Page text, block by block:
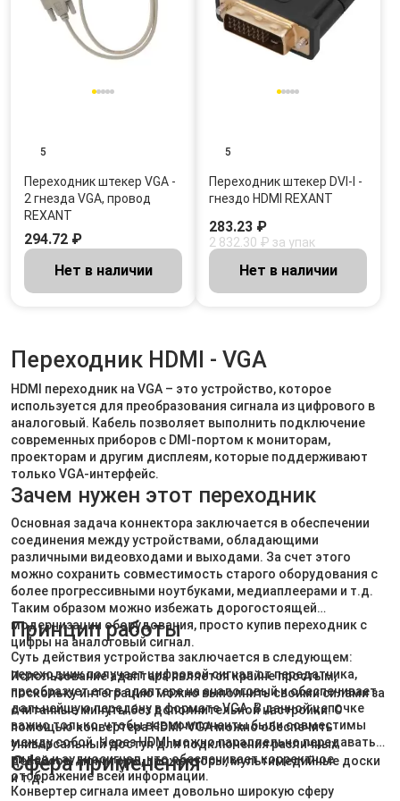
5
Переходник штекер VGA -
2 гнезда VGA, провод
REXANT
294.72 ₽
Нет в наличии
5
Переходник штекер DVI-I -
гнездо HDMI REXANT
283.23 ₽
2 832.30 ₽ за упак
Нет в наличии
Переходник HDMI - VGA
HDMI переходник на VGA – это устройство, которое
используется для преобразования сигнала из цифрового в
аналоговый. Кабель позволяет выполнить подключение
современных приборов с DMI-портом к мониторам,
проекторам и другим дисплеям, которые поддерживают
только VGA-интерфейс.
Зачем нужен этот переходник
Основная задача коннектора заключается в обеспечении
соединения между устройствами, обладающими
различными видеовходами и выходами. За счет этого
можно сохранить совместимость старого оборудования с
более прогрессивными ноутбуками, медиаплеерами и т.д.
Таким образом можно избежать дорогостоящей
модернизации оборудования, просто купив переходник с
цифры на аналоговый сигнал.
Использование адаптера является крайне простым,
поскольку интеграцию можно выполнить своими силами за
считанные минуты без дополнительной настройки. С
помощью конвертера HDMI-VGA можно обеспечить
универсальный доступ для подключения различных
девайсов: мониторы, прожекторы, мультимедийные доски
и т.д.
Принцип работы
Суть действия устройства заключается в следующем:
переходник получает цифровой сигнал от передатчика,
преобразует его в адаптере на аналоговый и обеспечивает
дальнейшую передачу в формате VGA. В данной цепочке
важно только, чтобы все компоненты были совместимы
между собой. Через HDMI можно параллельно передавать
видео и аудиосигнал, что обеспечивает корректное
отображение всей информации.
Сфера применения
Конвертер сигнала имеет довольно широкую сферу